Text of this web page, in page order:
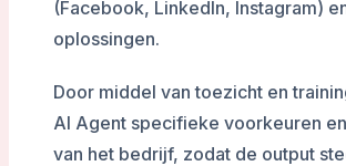
(Facebook, LinkedIn, Instagram)
oplossingen.
Door middel van toezicht en
AI Agent specifieke voorkeuren
van het bedrijf, zodat de output